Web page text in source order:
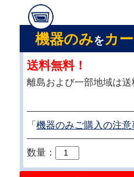
機器のみをカ
送料無料！
離島および一部地域は送
「機器のみご購入の注意
数量：